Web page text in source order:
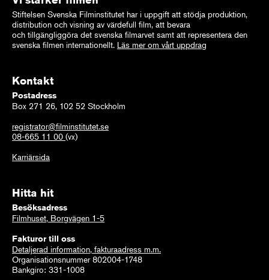
Stiftelsen Svenska Filminstitutet har i uppgift att stödja produktion,
distribution och visning av värdefull film, att bevara
och tillgängliggöra det svenska filmarvet samt att representera den
svenska filmen internationellt. Läs mer om vårt uppdrag
Kontakt
Postadress
Box 271 26, 102 52 Stockholm
registrator@filminstitutet.se
08-665 11 00 (vx)
Karriärsida
Hitta hit
Besöksadress
Filmhuset, Borgvägen 1-5
Fakturor till oss
Detaljerad information, fakturaadress m.m.
Organisationsnummer 802004-1748
Bankgiro: 331-1008